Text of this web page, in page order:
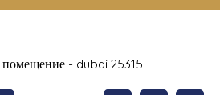
помещение - dubai 25315